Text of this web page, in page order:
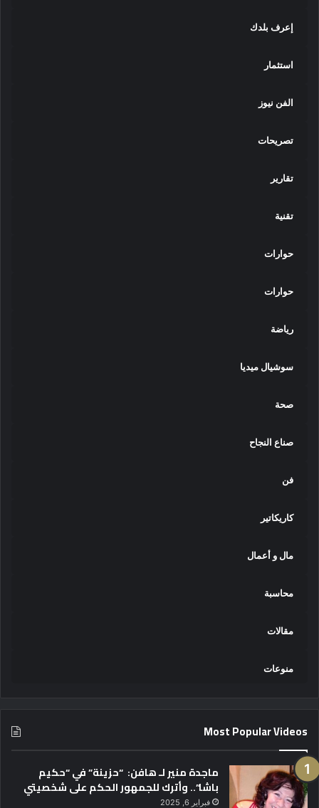
إعرف بلدك
استثمار
الفن نيوز
تصريحات
تقارير
تقنية
حوارات
حوارات
رياضة
سوشيال ميديا
صحة
صناع النجاح
فن
كاريكاتير
مال و أعمال
محاسبة
مقالات
منوعات
Most Popular Videos
ماجدة منير لـ هافن: “حزينة” في “حكيم
باشا”.. وأترك للجمهور الحكم على شخصيتي
فبراير 6, 2025